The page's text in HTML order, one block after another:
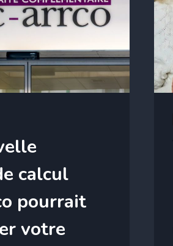
calcul
pourrait
votre